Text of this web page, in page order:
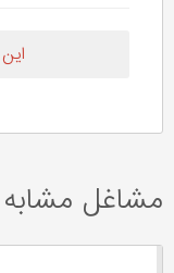
مشاغل مشابه